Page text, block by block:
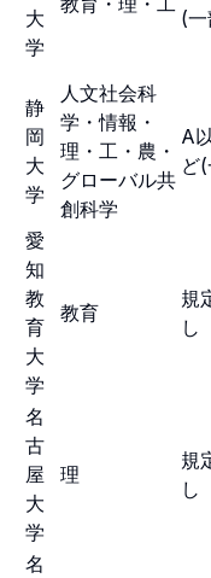
大
学
(
静
岡
大
学
人文社会科
学・情報・
理・工・農・
グローバル共
創科学
A
ど
愛
知
教
育
大
学
教育
規
し
名
古
屋
大
学
理
規
し
名